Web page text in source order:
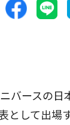
ースの日
として出